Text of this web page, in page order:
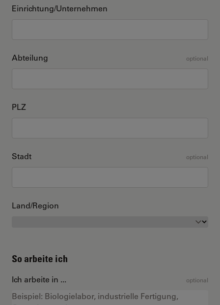
Einrichtung/Unternehmen
Abteilung optional
PLZ
Stadt optional
Land/Region
So arbeite ich
Ich arbeite in ... optional